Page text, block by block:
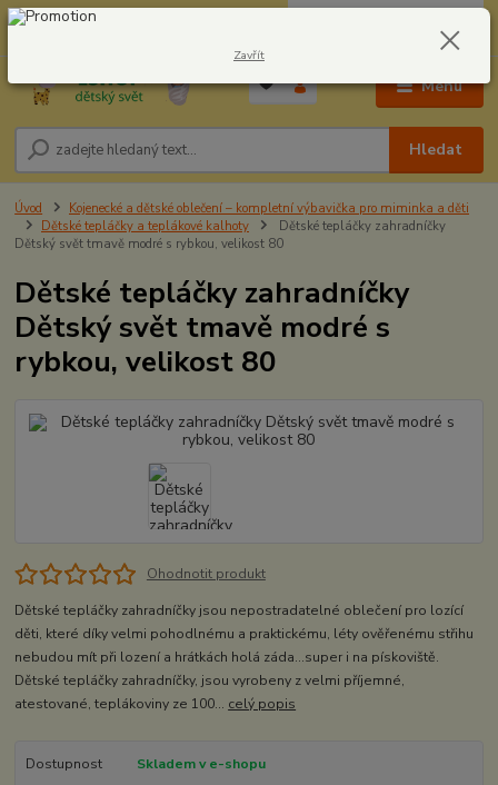
Menu
Hledat
604278943 0,00 Kč
Úvod
Kojenecké a dětské oblečení – kompletní výbavička pro miminka a děti
Dětské tepláčky a teplákové kalhoty
Dětské tepláčky zahradníčky
Dětský svět tmavě modré s rybkou, velikost 80
Dětské tepláčky zahradníčky
Dětský svět tmavě modré s
rybkou, velikost 80
Ohodnotit produkt
Dětské tepláčky zahradníčky jsou nepostradatelné oblečení pro lozící
děti, které díky velmi pohodlnému a praktickému, léty ověřenému střihu
nebudou mít při lození a hrátkách holá záda...super i na pískoviště.
Dětské tepláčky zahradníčky, jsou vyrobeny z velmi příjemné,
atestované, teplákoviny ze 100... celý popis
Dostupnost
Skladem v e-shopu
Zavřít